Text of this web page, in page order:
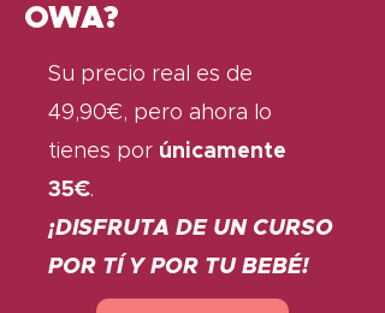
OWA?
Su precio real es de
49,90€, pero ahora lo
tienes por únicamente
35€.
¡DISFRUTA DE UN CURSO
POR TÍ Y POR TU BEBÉ!